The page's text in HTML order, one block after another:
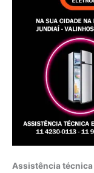
Assistência técnica